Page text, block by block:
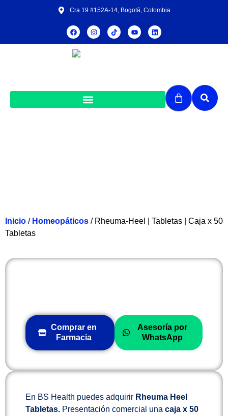
Cra 19 #152A-14, Bogotá, Colombia
Inicio / Homeopáticos / Rheuma-Heel | Tabletas | Caja x 50
Tabletas
Comprar en
Farmacia
Asesoría por
WhatsApp
En BS Health puedes adquirir Rheuma Heel
Tabletas. Presentación comercial una caja x 50